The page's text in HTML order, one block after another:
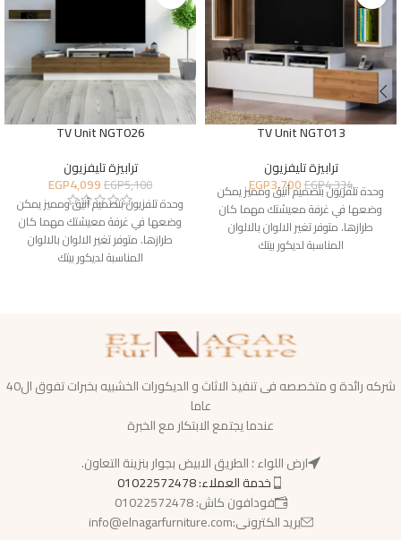
TV Unit NGT013
ترابيزة تليفزيون
EGP4,334
EGP3,700
وحدة تلفزيون بتصميم أنيق ومميز يمكن
وضعها في غرفة معيشتك مهما كان
طرازها. متوفر تغير الالوان بالالوان
المناسبة لديكور بيتك
TV Unit NGT026
ترابيزة تليفزيون
EGP5,100
EGP4,099
وحدة تلفزيون بتصميم أنيق ومميز يمكن
وضعها في غرفة معيشتك مهما كان
طرازها. متوفر تغير الالوان بالالوان
المناسبة لديكور بيتك
شركه رائدة و متخصصه فى تنفيذ الاثاث و الديكورات الخشبيه بخبرات تفوق ال40
عاما
عندما يجتمع الابتكار مع الخبرة
ارض اللواء ؛ الطريق الابيض بجوار بنزينة التعاون.
خدمة العملاء: 01022572478
فودافون كاش: 01022572478
بريد الكترونى:info@elnagarfurniture.com